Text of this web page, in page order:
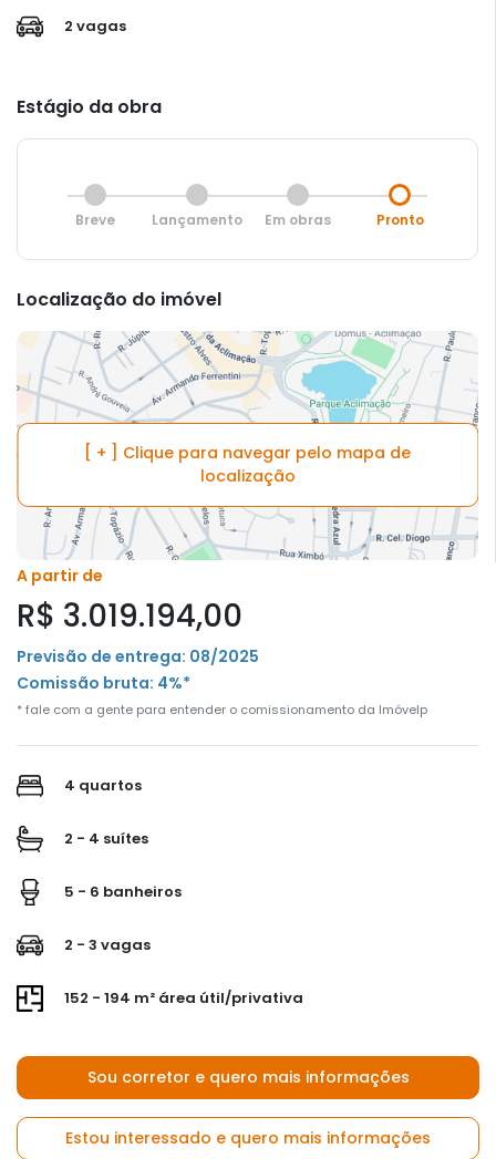
2 vagas
Estágio da obra
Breve Lançamento Em obras Pronto
Localização do imóvel
[ + ] Clique para navegar pelo mapa de
localização
A partir de
R$ 3.019.194,00
Previsão de entrega: 08/2025
Comissão bruta: 4%*
* fale com a gente para entender o comissionamento da Imóvelp
4 quartos
2 - 4 suítes
5 - 6 banheiros
2 - 3 vagas
152 - 194 m² área útil/privativa
Sou corretor e quero mais informações
Estou interessado e quero mais informações